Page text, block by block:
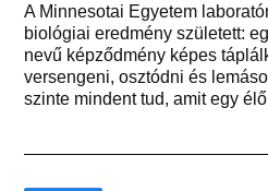
A Minnesotai Egyetem
biológiai eredmény született:
nevű képződmény képes
versengeni, osztódni és
szinte mindent tud, amit egy